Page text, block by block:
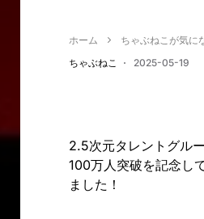
ホーム ちゃぶねこが気に
ちゃぶねこ
2025-05-19
2.5次元タレントグル
100万人突破を記念し
ました！